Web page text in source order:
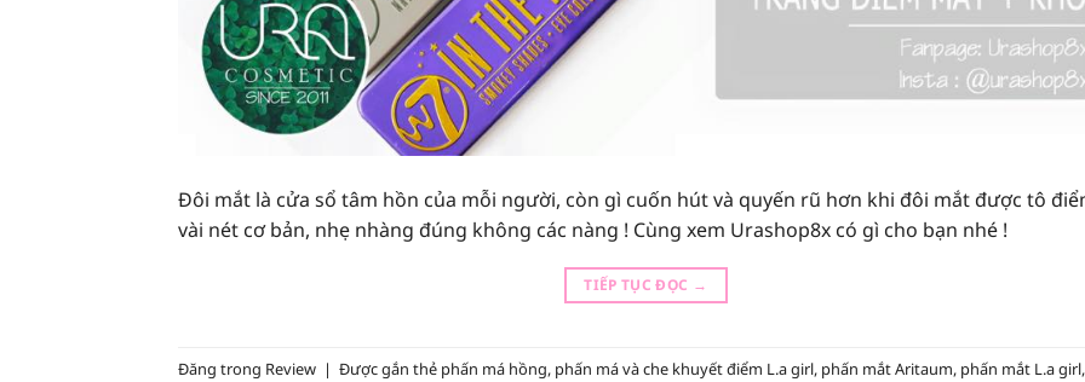
Đôi mắt là cửa sổ tâm hồn của mỗi người, còn gì cuốn hút và quyến rũ hơn khi đôi mắt được tô
vài nét cơ bản, nhẹ nhàng đúng không các nàng ! Cùng xem Urashop8x có gì cho bạn nhé !
TIẾP TỤC ĐỌC →
Đăng trong Review | Được gắn thẻ phấn má hồng, phấn má và che khuyết điểm L.a girl, phấn mắt Aritaum, phấn mắt L.a girl,